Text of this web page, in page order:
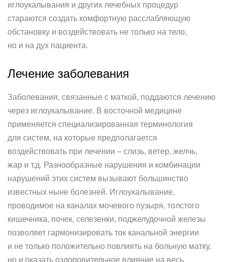
иглоукалывания и других лечебных процедур
стараются создать комфортную расслабляющую
обстановку и воздействовать не только на тело,
но и на дух пациента.
Лечение заболевания
Заболевания, связанные с маткой, поддаются лечению
через иглоукалывание. В восточной медицине
применяется специализированная терминология
для систем, на которые предполагается
воздействовать при лечении – слизь, ветер, желчь,
жар и т.д. Разнообразные нарушения и комбинации
нарушений этих систем вызывают большинство
известных ныне болезней. Иглоукалывание,
проводимое на каналах мочевого пузыря, толстого
кишечника, почек, селезенки, поджелудочной железы
позволяет гармонизировать ток канальной энергии
и не только положительно повлиять на больную матку,
но и оказать оздоровительное влияние на весь